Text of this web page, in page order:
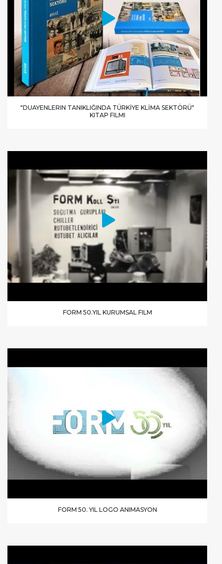
"DUAYENLERIN TANIKLIĞINDA TÜRKİYE KLİMA SEKTÖRÜ"
KITAP FILMI
FORM 50.YIL KURUMSAL FILM
FORM 50. YIL LOGO ANIMASYON